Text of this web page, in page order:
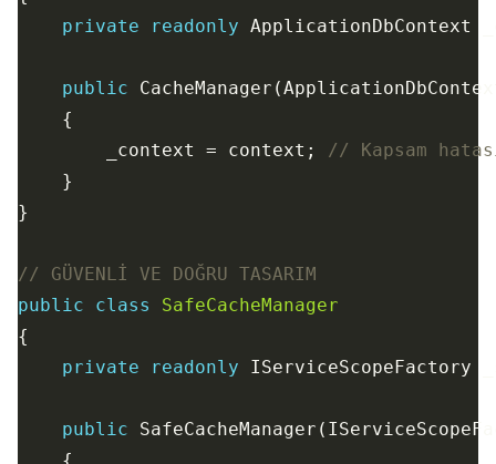
private
readonly ApplicationDbContext
public
        _context = context;
// Kapsam
// GÜVENLİ VE DOĞRU TASARIM
public
class
SafeCacheManager
private
readonly
public